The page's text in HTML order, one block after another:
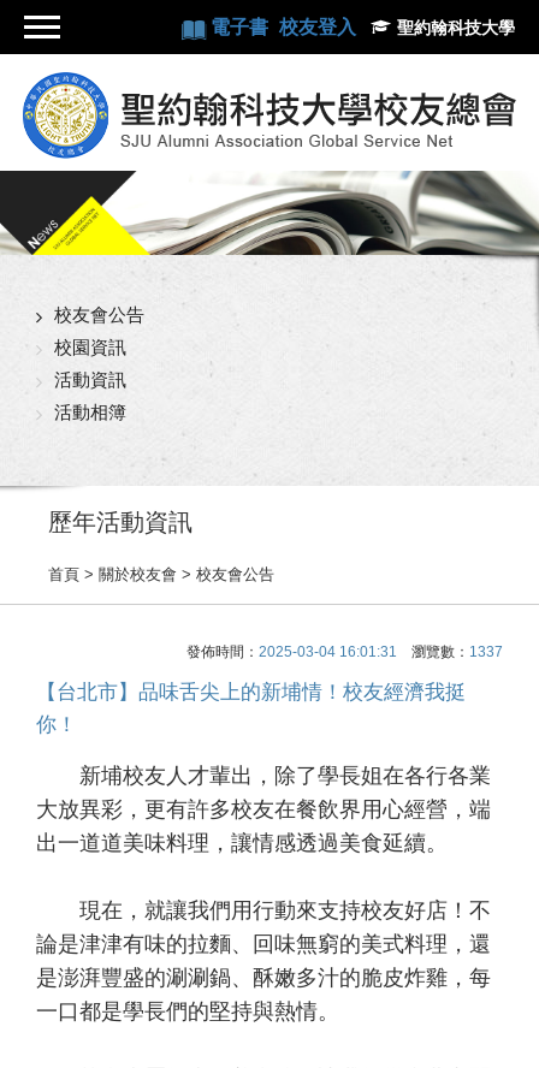
電子書 校友登入 聖約翰科技大學
校友會公告
校園資訊
活動資訊
活動相簿
歷年活動資訊
首頁 > 關於校友會 > 校友會公告
發佈時間： 2025-03-04 16:01:31 瀏覽數： 1337
【台北市】品味舌尖上的新埔情！校友經濟我挺
你！
新埔校友人才輩出，除了學長姐在各行各業
大放異彩，更有許多校友在餐飲界用心經營，端
出一道道美味料理，讓情感透過美食延續。
現在，就讓我們用行動來支持校友好店！不
論是津津有味的拉麵、回味無窮的美式料理，還
是澎湃豐盛的涮涮鍋、酥嫩多汁的脆皮炸雞，每
一口都是學長們的堅持與熱情。